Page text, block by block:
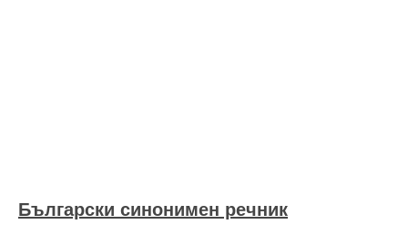
Български синонимен речник